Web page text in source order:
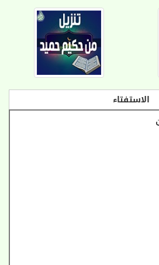
الاستفتاء